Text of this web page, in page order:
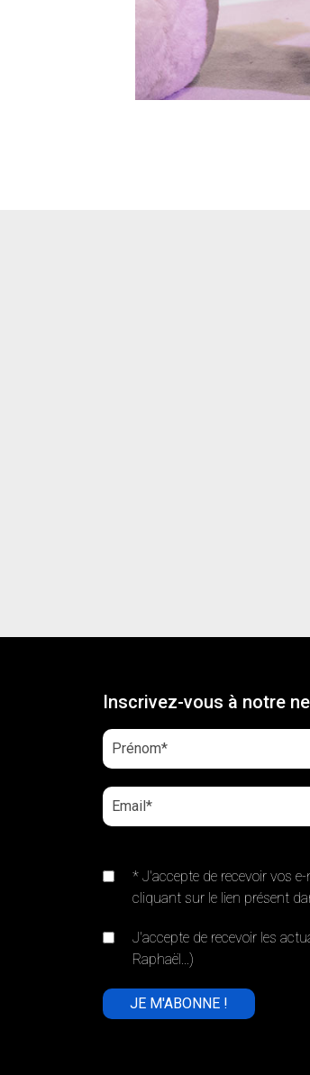
Inscrivez-vous à notre
* J'accepte de recevoir vos
cliquant sur le lien présent
J'accepte de recevoir les
Raphaël...)